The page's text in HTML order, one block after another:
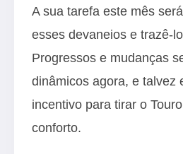
A sua tarefa este mês
esses devaneios e trazê-
Progressos e mudanças
dinâmicos agora, e talvez
incentivo para tirar o
conforto.